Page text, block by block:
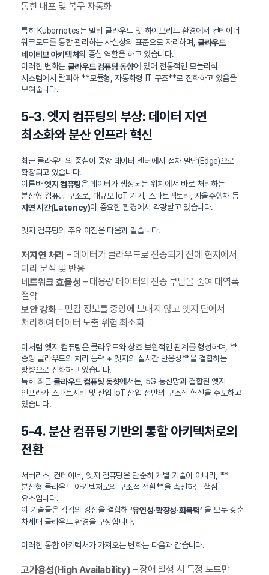
통한 배포 및 복구 자동화
특히 Kubernetes는 멀티 클라우드 및 하이브리드 환경에서 컨테이너
워크로드를 통합 관리하는 사실상의 표준으로 자리하며, 클라우드
네이티브 아키텍처의 중심 역할을 하고 있습니다.
이러한 변화는 클라우드 컴퓨팅 동향에 있어 전통적인 모놀리식
시스템에서 탈피해 **모듈형, 자동화형 IT 구조**로 진화하고 있음을
보여줍니다.
5-3. 엣지 컴퓨팅의 부상: 데이터 지연
최소화와 분산 인프라 혁신
최근 클라우드의 중심이 중앙 데이터 센터에서 점차 말단(Edge)으로
확장되고 있습니다.
이른바엣지 컴퓨팅은 데이터가 생성되는 위치에서 바로 처리하는
분산형 컴퓨팅 구조로, 대규모 IoT 기기, 스마트팩토리, 자율주행차 등
지연 시간(Latency)이 중요한 환경에서 각광받고 있습니다.
엣지 컴퓨팅의 주요 이점은 다음과 같습니다.
저지연 처리 – 데이터가 클라우드로 전송되기 전에 현지에서
미리 분석 및 반응
네트워크 효율성 – 대용량 데이터의 전송 부담을 줄여 대역폭
절약
보안 강화– 민감 정보를 중앙에 보내지 않고 엣지 단에서
처리하여 데이터 노출 위험 최소화
이처럼 엣지 컴퓨팅은 클라우드와 상호 보완적인 관계를 형성하며, **
중앙 클라우드의 처리 능력 + 엣지의 실시간 반응성**을 결합하는
방향으로 진화하고 있습니다.
특히 최근클라우드 컴퓨팅 동향에서는, 5G 통신망과 결합된 엣지
인프라가 스마트시티 및 산업 IoT 산업 전반의 구조적 혁신을 주도하고
있습니다.
5-4. 분산 컴퓨팅 기반의 통합 아키텍처로의
전환
서버리스, 컨테이너, 엣지 컴퓨팅은 단순히 개별 기술이 아니라, **
분산형 클라우드 아키텍처로의 구조적 전환**을 촉진하는 핵심
요소입니다.
이 기술들은 각각의 강점을 결합해 ‘유연성·확장성·회복력’ 을 모두 갖춘
차세대 클라우드 환경을 구성합니다.
이러한 통합 아키텍처가 가져오는 변화는 다음과 같습니다.
고가용성(High Availability) – 장애 발생 시 특정 노드만